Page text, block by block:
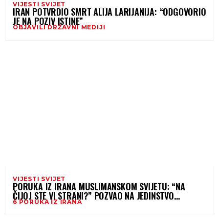
VIJESTI SVIJET
IRAN POTVRDIO SMRT ALIJA LARIJANIJA: “ODGOVORIO
JE NA POZIV ISTINE”
OBJAVILI DRŽAVNI MEDIJI
VIJESTI SVIJET
PORUKA IZ IRANA MUSLIMANSKOM SVIJETU: “NA
ČIJOJ STE VI STRANI?” POZVAO NA JEDINSTVO
ISLAMSKOG UMMETA
6 PORUKA IZ IRANA